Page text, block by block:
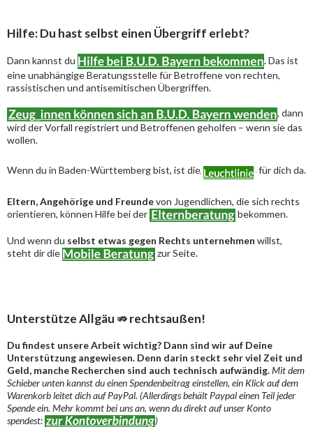
Hilfe: Du hast selbst einen Übergriff erlebt?
Dann kannst du
. Das ist
eine unabhängige Beratungsstelle für Betroffene von rechten,
rassistischen und antisemitischen Übergriffen.
, dann
wird der Vorfall registriert und Betroffenen geholfen – wenn sie das
wollen.
Wenn du in Baden-Württemberg bist, ist die für dich da.
Eltern, Angehörige und Freundevon Jugendlichen, die sich rechts
orientieren, können Hilfe bei der
bekommen.
Und wenn du selbst etwas gegen Rechts unternehmen willst,
steht dir die
zur Seite.
Unterstütze Allgäu ⇏ rechtsaußen!
Du findest unsere Arbeit wichtig? Dann sind wir auf Deine
Unterstützung angewiesen. Denn darin steckt sehr viel Zeit und
Geld, manche Recherchen sind auch technisch aufwändig.Mit dem
Schieber unten kannst du einen Spendenbeitrag einstellen, ein Klick auf dem
Warenkorb leitet dich auf PayPal. (Allerdings behält Paypal einen Teil jeder
Spende ein. Mehr kommt bei uns an, wenn du direkt auf unser Konto
spendest:
)